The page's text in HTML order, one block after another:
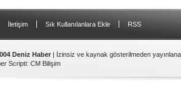
İletişim Sık Kullanılanlara Ekle RSS
Deniz Haber | İzinsiz ve kaynak gösterilmeden
Scripti: CM Bilişim